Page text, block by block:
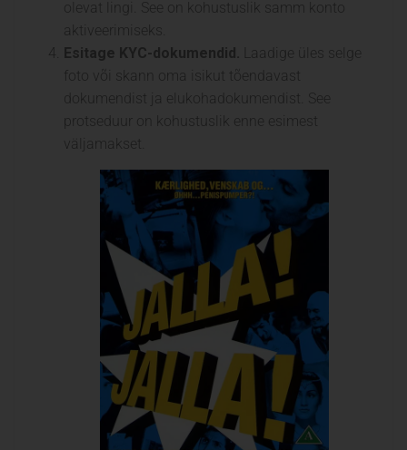
olevat lingi. See on kohustuslik samm konto
aktiveerimiseks.
Esitage KYC-dokumendid. Laadige üles selge
foto või skann oma isikut tõendavast
dokumendist ja elukohadokumendist. See
protseduur on kohustuslik enne esimest
väljamakset.